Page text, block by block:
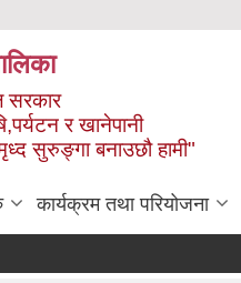
सरकार
र खानेपानी
सुरुङ्गा बनाउछौ हामी"
कार्यक्रम तथा परियोजना